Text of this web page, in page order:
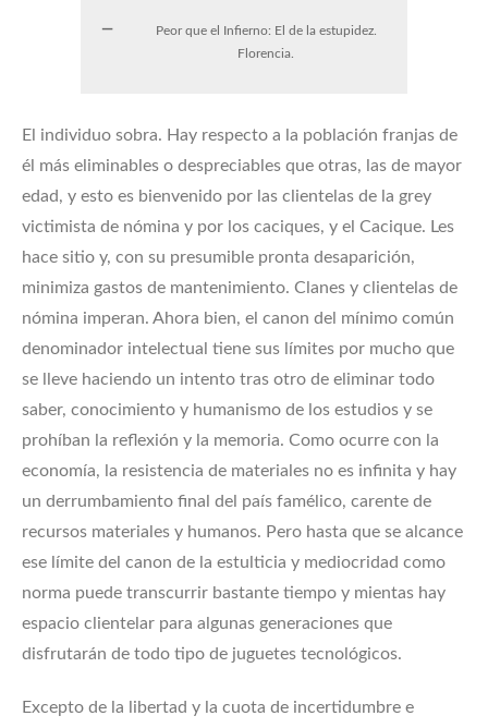
Peor que el Infierno: El de la estupidez.
Florencia.
El individuo sobra. Hay respecto a la población franjas de
él más eliminables o despreciables que otras, las de mayor
edad, y esto es bienvenido por las clientelas de la grey
victimista de nómina y por los caciques, y el Cacique. Les
hace sitio y, con su presumible pronta desaparición,
minimiza gastos de mantenimiento. Clanes y clientelas de
nómina imperan. Ahora bien, el canon del mínimo común
denominador intelectual tiene sus límites por mucho que
se lleve haciendo un intento tras otro de eliminar todo
saber, conocimiento y humanismo de los estudios y se
prohíban la reflexión y la memoria. Como ocurre con la
economía, la resistencia de materiales no es infinita y hay
un derrumbamiento final del país famélico, carente de
recursos materiales y humanos. Pero hasta que se alcance
ese límite del canon de la estulticia y mediocridad como
norma puede transcurrir bastante tiempo y mientas hay
espacio clientelar para algunas generaciones que
disfrutarán de todo tipo de juguetes tecnológicos.
Excepto de la libertad y la cuota de incertidumbre e